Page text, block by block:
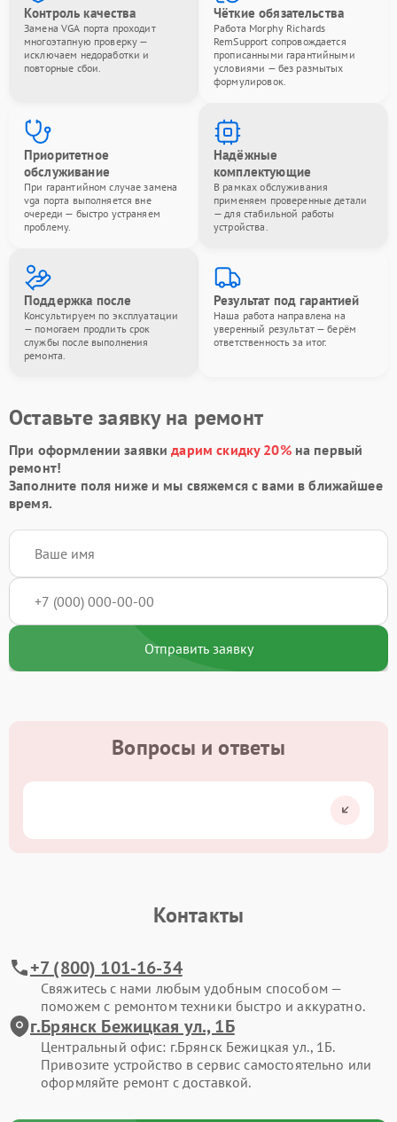
Контроль качества
Замена VGA порта проходит
многоэтапную проверку —
исключаем недоработки и
повторные сбои.
Чёткие обязательства
Работа Morphy Richards
RemSupport сопровождается
прописанными гарантийными
условиями — без размытых
формулировок.
Приоритетное
обслуживание
При гарантийном случае замена
vga порта выполняется вне
очереди — быстро устраняем
проблему.
Надёжные
комплектующие
В рамках обслуживания
применяем проверенные детали
— для стабильной работы
устройства.
Поддержка после
Консультируем по эксплуатации
— помогаем продлить срок
службы после выполнения
ремонта.
Результат под гарантией
Наша работа направлена на
уверенный результат — берём
ответственность за итог.
Оставьте заявку на ремонт
При оформлении заявкидарим скидку 20%на первый
ремонт!
Заполните поля ниже и мы свяжемся с вами в ближайшее
время.
Отправить заявку
Вопросы и ответы
Контакты
+7 (800) 101-16-34
Свяжитесь с нами любым удобным способом —
поможем с ремонтом техники быстро и аккуратно.
г.Брянск Бежицкая ул., 1Б
Центральный офис: г.Брянск Бежицкая ул., 1Б.
Привозите устройство в сервис самостоятельно или
оформляйте ремонт с доставкой.